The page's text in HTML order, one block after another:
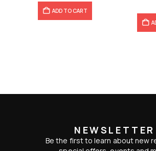
ADD TO CART
NEWSLETTER
Be the first to learn about new